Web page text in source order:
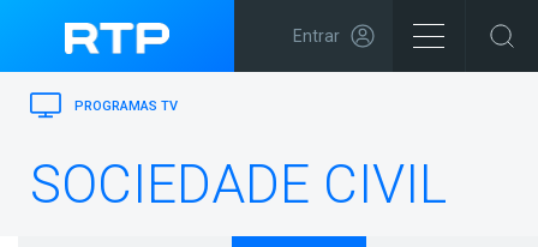
Entrar
PROGRAMAS TV
SOCIEDADE CIVIL